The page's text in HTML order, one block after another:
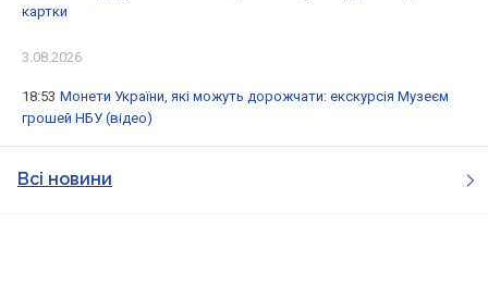
картки
3.08.2026
18:53 Монети України, які можуть дорожчати: екскурсія Музеєм
грошей НБУ (відео)
Всі новини